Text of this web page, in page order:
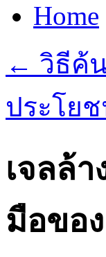
Home
← วิธีค้
ประโย
เจลล้
มือขอ